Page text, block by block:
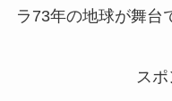
ラ73年の地球が舞台
ス